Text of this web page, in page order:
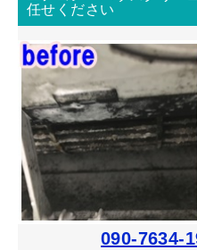
任せください
090-7634-